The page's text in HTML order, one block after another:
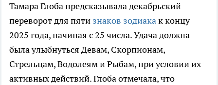
Тамара Глоба предсказывала декабрьский
переворот для пяти знаков зодиакак концу
2025 года, начиная с 25 числа. Удача должна
была улыбнуться Девам, Скорпионам,
Стрельцам, Водолеям и Рыбам, при условии их
активных действий. Глоба отмечала, что